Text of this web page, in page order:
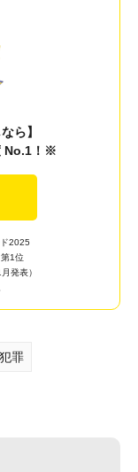
ら】
No.1！※
2025
1位
発表）
罪